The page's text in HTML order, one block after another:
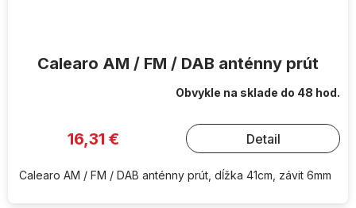
Calearo AM / FM / DAB anténny prút
Obvykle na sklade do 48 hod.
16,31 € Detail
Calearo AM / FM / DAB anténny prút, dĺžka 41cm, závit 6mm